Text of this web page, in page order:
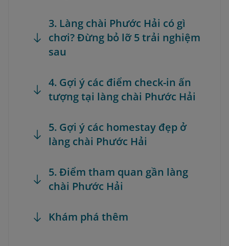
3. Làng chài Phước Hải có gì
chơi? Đừng bỏ lỡ 5 trải nghiệm
sau
4. Gợi ý các điểm check-in ấn
tượng tại làng chài Phước Hải
5. Gợi ý các homestay đẹp ở
làng chài Phước Hải
5. Điểm tham quan gần làng
chài Phước Hải
Khám phá thêm